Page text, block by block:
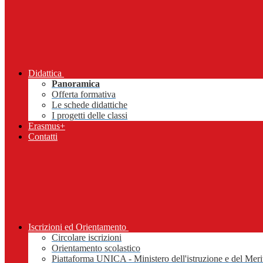
Didattica
Panoramica
Offerta formativa
Le schede didattiche
I progetti delle classi
Erasmus+
Contatti
Iscrizioni ed Orientamento
Circolare iscrizioni
Orientamento scolastico
Piattaforma UNICA - Ministero dell'istruzione e del